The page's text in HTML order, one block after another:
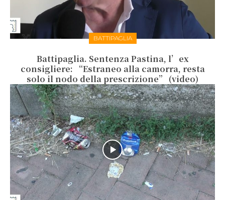
BATTIPAGLIA
Battipaglia. Sentenza Pastina, l’ex
consigliere: “Estraneo alla camorra, resta
solo il nodo della prescrizione” (video)